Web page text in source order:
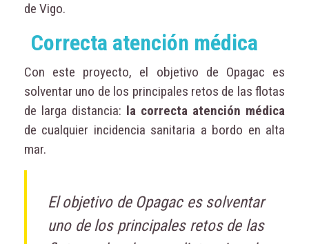
de Vigo.
Correcta atención médica
Con este proyecto, el objetivo de Opagac es
solventar uno de los principales retos de las flotas
de larga distancia: la correcta atención médica
de cualquier incidencia sanitaria a bordo en alta
mar.
El objetivo de Opagac es solventar
uno de los principales retos de las